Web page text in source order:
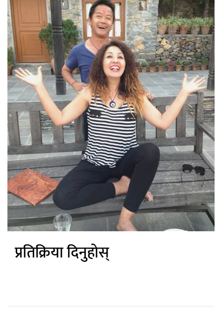
प्रतिक्रिया दिनुहोस्